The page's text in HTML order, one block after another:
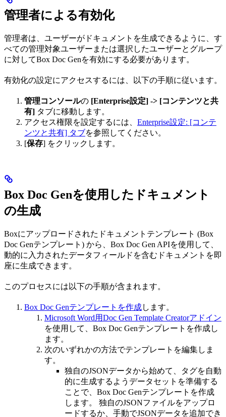
管理者による有効化
管理者は、ユーザーがドキュメントを生成できるように、す
べての管理対象ユーザーまたは選択したユーザーとグループ
に対してBox Doc Genを有効にする必要があります。
有効化の設定にアクセスするには、以下の手順に従います。
管理コンソールの [Enterprise設定] -> [コンテンツと共
有] タブに移動します。
アクセス権限を設定するには、 Enterprise設定: [コンテ
ンツと共有] タブを参照してください。
[保存] をクリックします。
Box Doc Genを使用したドキュメント
の生成
Boxにアップロードされたドキュメントテンプレート (Box
Doc Genテンプレート) から、Box Doc Gen APIを使用して、
動的に入力されたデータフィールドを含むドキュメントを即
座に生成できます。
このプロセスには以下の手順が含まれます。
Box Doc Genテンプレートを作成します。
Microsoft Word用Doc Gen Template Creatorアドイン
を使用して、Box Doc Genテンプレートを作成し
ます。
次のいずれかの方法でテンプレートを編集しま
す。
独自のJSONデータから始めて、タグを自動
的に生成するようデータセットを準備する
ことで、Box Doc Genテンプレートを作成
します。 独自のJSONファイルをアップロ
ードするか、手動でJSONデータを追加でき